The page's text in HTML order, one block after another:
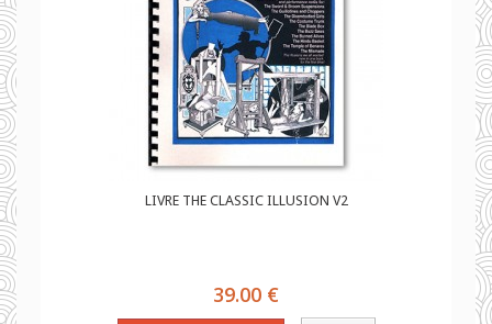
LIVRE THE CLASSIC ILLUSION V2
39.00 €